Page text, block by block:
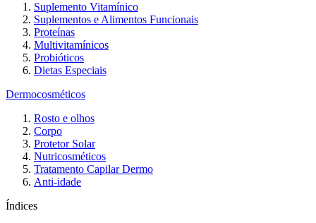
Suplemento Vitamínico
Suplementos e Alimentos Funcionais
Proteínas
Multivitamínicos
Probióticos
Dietas Especiais
Dermocosméticos
Rosto e olhos
Corpo
Protetor Solar
Nutricosméticos
Tratamento Capilar Dermo
Anti-idade
Índices